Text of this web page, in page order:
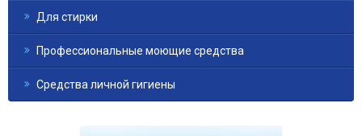
Для стирки
Профессиональные моющие средства
Средства личной гигиены